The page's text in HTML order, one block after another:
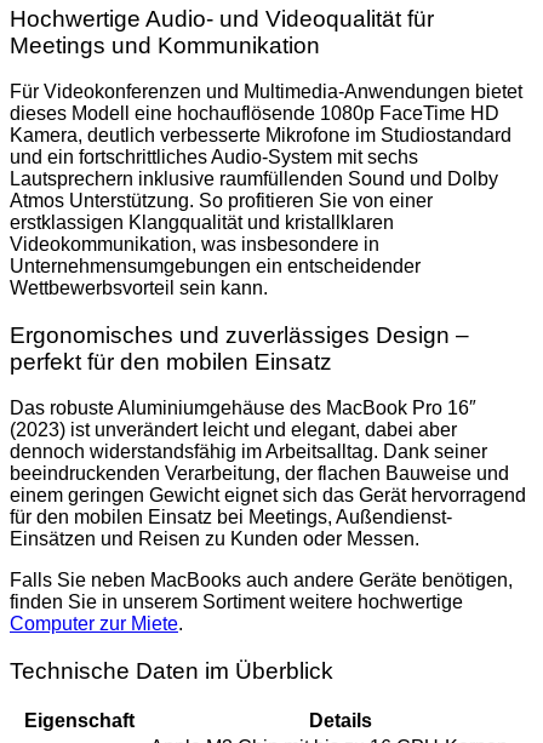
Hochwertige Audio- und Videoqualität für
Meetings und Kommunikation
Für Videokonferenzen und Multimedia-Anwendungen bietet
dieses Modell eine hochauflösende 1080p FaceTime HD
Kamera, deutlich verbesserte Mikrofone im Studiostandard
und ein fortschrittliches Audio-System mit sechs
Lautsprechern inklusive raumfüllenden Sound und Dolby
Atmos Unterstützung. So profitieren Sie von einer
erstklassigen Klangqualität und kristallklaren
Videokommunikation, was insbesondere in
Unternehmensumgebungen ein entscheidender
Wettbewerbsvorteil sein kann.
Ergonomisches und zuverlässiges Design –
perfekt für den mobilen Einsatz
Das robuste Aluminiumgehäuse des MacBook Pro 16″
(2023) ist unverändert leicht und elegant, dabei aber
dennoch widerstandsfähig im Arbeitsalltag. Dank seiner
beeindruckenden Verarbeitung, der flachen Bauweise und
einem geringen Gewicht eignet sich das Gerät hervorragend
für den mobilen Einsatz bei Meetings, Außendienst-
Einsätzen und Reisen zu Kunden oder Messen.
Falls Sie neben MacBooks auch andere Geräte benötigen,
finden Sie in unserem Sortiment weitere hochwertige
Computer zur Miete.
Technische Daten im Überblick
Eigenschaft
Details